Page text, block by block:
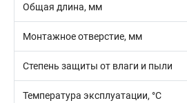
Общая длина, мм
Монтажное отверстие, мм
Степень защиты от влаги и пыли
Температура эксплуатации, °С